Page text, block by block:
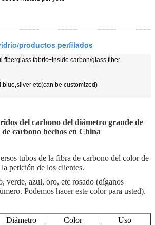
productos perfilados
fiberglass fabric+inside carbon/glass fiber
etc(can be customized)
del carbono del diámetro grande de
carbono hechos en China
tubos de la fibra de carbono del color de
petición de los clientes.
verde, azul, oro, etc rosado (díganos
Podemos hacer este color para usted).
Diámetro Color
Uso